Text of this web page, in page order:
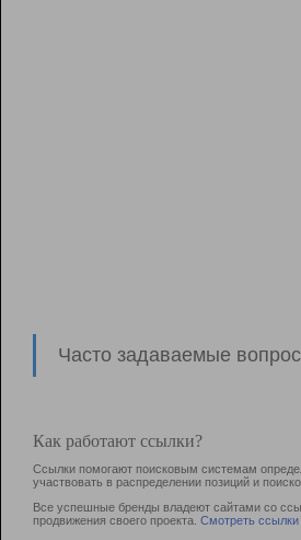
Часто задаваемые
Как работают ссылки?
Ссылки помогают поисковым системам
участвовать в раcпределении позиций и
Все успешные бренды владеют сайтами со
продвижения своего проекта. Смотреть ссылки